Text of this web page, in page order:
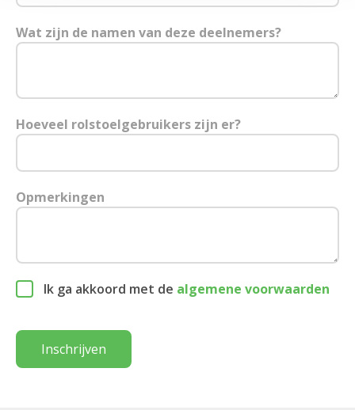
Wat zijn de namen van deze deelnemers?
Hoeveel rolstoelgebruikers zijn er?
Opmerkingen
Ik ga akkoord met de algemene voorwaarden
Inschrijven